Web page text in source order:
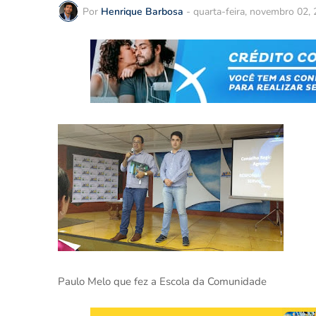
Por Henrique Barbosa - quarta-feira, novembro 02,
Paulo Melo que fez a Escola da Comunidade